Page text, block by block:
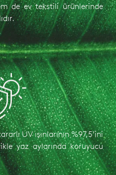
de ev tekstili ürünlerinde
UV ışınlarının %97,5’ini
yaz aylarında koruyucu